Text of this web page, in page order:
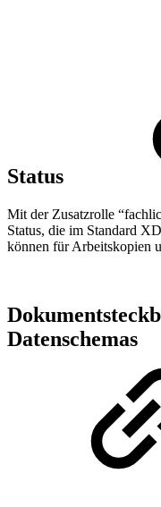
Status
Mit der Zusatzrolle
Status, die im Standard
können für Arbeitskopien
Datenschemas